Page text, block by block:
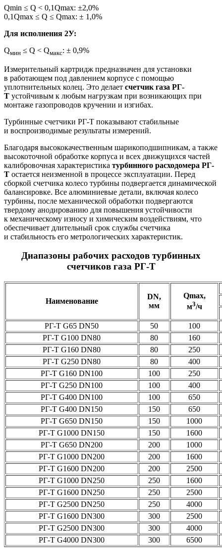
Qmin ≤ Q < 0,1Qmax: ±2,0%
0,1Qmax ≤ Q ≤ Qmax: ± 1,0%
Для исполнения 2У:
Qмин ≤ Q < Qмакс: ± 0,9%
Измерительный картридж предназначен для установки
в работающем под давлением корпусе с помощью
уплотнительных колец. Это делает счетчик газа РГ-
Т устойчивым к любым нагрузкам при возникающих при
монтаже газопроводов кручении и изгибах.
Турбинные счетчики РГ-Т показывают стабильные
и воспроизводимые результаты измерений.
Благодаря высококачественным шарикоподшипникам, а также
высокоточной обработке корпуса и всех движущихся частей
калибровочная характеристика турбинного расходомера РГ-
Т остается неизменной в процессе эксплуатации. Перед
сборкой счетчика колесо турбины подвергается динамической
балансировке. Все алюминиевые детали, включая колесо
турбины, после механической обработки подвергаются
твердому анодированию для повышения устойчивости
к механическому износу и химическим воздействиям, что
обеспечивает длительный срок службы счетчика
и стабильность его метрологических характеристик.
Диапазоны рабочих расходов турбинных
счетчиков газа РГ-Т
Наименование
DN,
мм
Qmax,
м3/ч
РГ-Т G65 DN50 50
100
РГ-Т G100 DN80
80
160
РГ-Т G160 DN80
80
250
РГ-Т G250 DN80
80
400
РГ-Т G160 DN100
100
250
РГ-Т G250 DN100
100
400
РГ-Т G400 DN100
100
650
РГ-Т G400 DN150
150
650
РГ-Т G650 DN150
150
1000
РГ-Т G1000 DN150
150
1600
РГ-Т G650 DN200
200
1000
РГ-Т G1000 DN200
200
1600
РГ-Т G1600 DN200
200
2500
РГ-Т G1000 DN250
250
1600
РГ-Т G1600 DN250
250
2500
РГ-Т G2500 DN250
250
4000
РГ-Т G1600 DN300
300
2500
РГ-Т G2500 DN300
300
4000
РГ-Т G4000 DN300
300 6500